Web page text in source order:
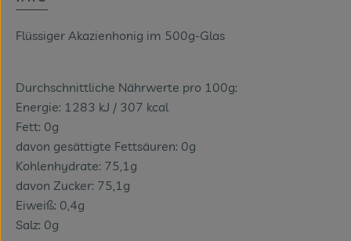
Flüssiger Akazienhonig im 500g-Glas
Durchschnittliche Nährwerte pro 100g:
Energie: 1283 kJ / 307 kcal
Fett: 0g
davon gesättigte Fettsäuren: 0g
Kohlenhydrate: 75,1g
davon Zucker: 75,1g
Eiweiß: 0,4g
Salz: 0g